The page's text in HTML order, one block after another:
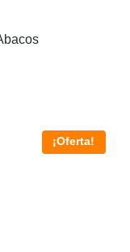
¡Oferta!